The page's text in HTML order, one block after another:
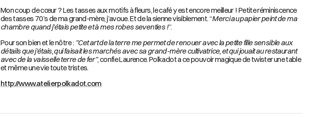
Mon coup de cœur ? Les tasses aux motifs à fleurs, le café y est encore meilleur ! Petite réminiscence
des tasses 70’s de ma grand-mère, j’avoue. Et de la sienne visiblement. “Merci au papier peint de ma
chambre quand j’étais petite et à mes robes seventies !”.
Pour son bien et le nôtre : ”Cet art de la terre me permet de renouer avec la petite fille sensible aux
détails que j’étais, qui faisait les marchés avec sa grand-mère cultivatrice, et qui jouait au restaurant
avec de la vaisselle terre de fer”, confie Laurence. Polkadot a ce pouvoir magique de twister une table
et même une vie toute tristes.
http://www.atelierpolkadot.com